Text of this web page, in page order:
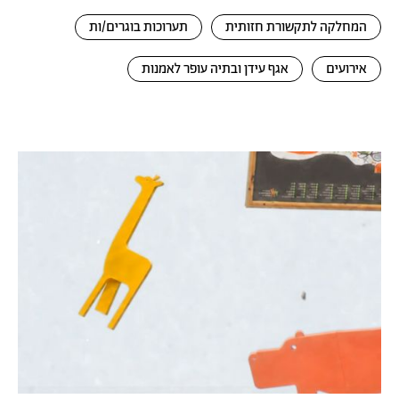
המחלקה לתקשורת חזותית תערוכות בוגרים/ות
אירועים אגף עידן ובתיה עופר לאמנות